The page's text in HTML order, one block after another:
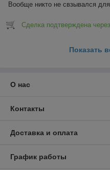
Вообще никто не свзывался
Сделка подтверждена
Показать
О нас
Контакты
Доставка и оплата
График работы